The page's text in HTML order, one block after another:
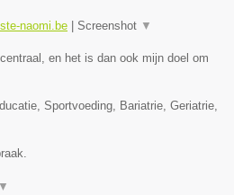
naomi.be | Screenshot ▼
en het is dan ook mijn doel om
Sportvoeding, Bariatrie, Geriatrie,
▼